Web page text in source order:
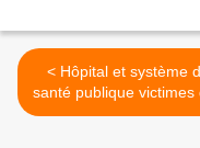
< Hôpital et système de
santé publique victimes
coups de boutoir du